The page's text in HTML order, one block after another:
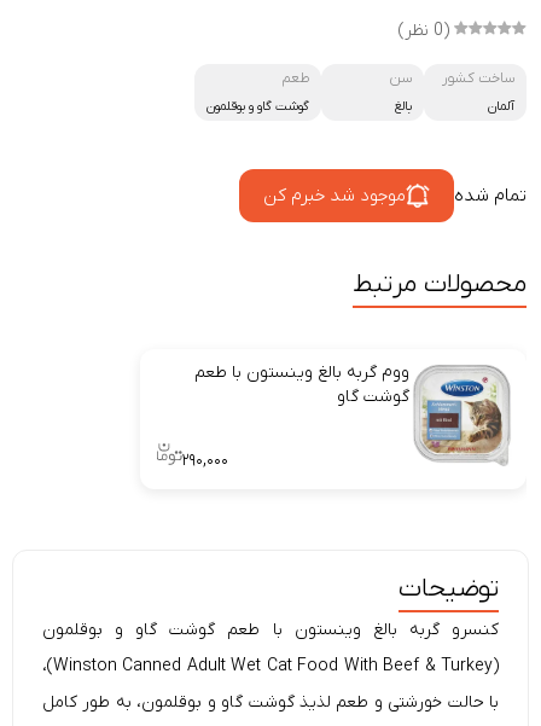
(0 نظر)
ساخت کشور
آلمان
سن
بالغ
طعم
گوشت گاو و بوقلمون
تمام شده موجود شد خبرم کن
محصولات مرتبط
ووم گربه بالغ وینستون با طعم
گوشت گاو
۲۹۰,۰۰۰
توضیحات
کنسرو گربه
بالغ وینستون با طعم گوشت گاو و بوقلمون
(
WinstonCanned Adult Wet Cat Food With Beef & Turkey)،
با حالت خورشتی و طعم لذیذ گوشت گاو و بوقلمون، به طور کامل